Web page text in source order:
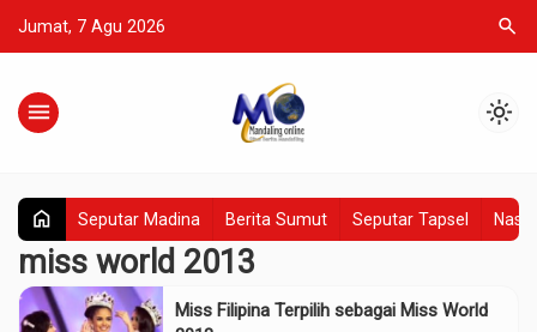
Jumat, 7 Agu 2026 search
menu light_mode
home Seputar Madina Berita Sumut Seputar Tapsel
miss world 2013
Miss Filipina Terpilih sebagai Miss World